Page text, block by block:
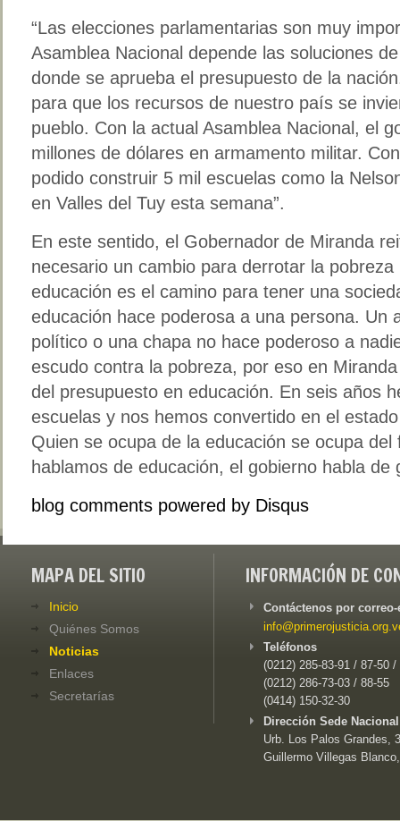
“Las elecciones parlamentarias son muy
Asamblea Nacional depende las soluciones
donde se aprueba el presupuesto de la
para que los recursos de nuestro país se
pueblo. Con la actual Asamblea Nacional, el
millones de dólares en armamento militar.
podido construir 5 mil escuelas como la
en Valles del Tuy esta semana”.
En este sentido, el Gobernador de Miranda
necesario un cambio para derrotar la
educación es el camino para tener una
educación hace poderosa a una persona. Un
político o una chapa no hace poderoso a
escudo contra la pobreza, por eso en
del presupuesto en educación. En seis años
escuelas y nos hemos convertido en el
Quien se ocupa de la educación se ocupa
hablamos de educación, el gobierno habla de
blog comments powered by Disqus
MAPA DEL SITIO
Inicio
Quiénes Somos
Noticias
Enlaces
Secretarías
INFORMACIÓN DE
Contáctenos por
Teléfonos
(0212) 285-83-91 / 87-50 /
(0212) 286-73-03 / 88-55
(0414) 150-32-30
Dirección Sede
Urb. Los Palos Grandes,
Guillermo Villegas